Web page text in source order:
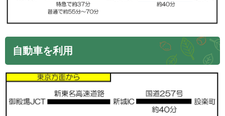
自動車を利用